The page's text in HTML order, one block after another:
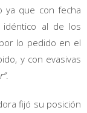
ya que con fecha
al de los
lo pedido en el
y con evasivas
.
fijó su posición